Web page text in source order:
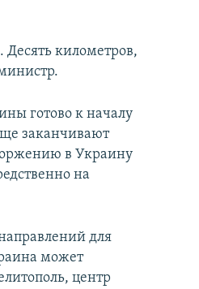
Десять километров,
готово к началу
заканчивают
в Украину
на
для
может
центр